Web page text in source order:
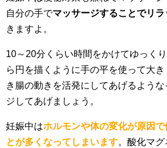
自分の手でマッサージすることでリ
きますよ。
10～20分くらい時間をかけてゆっく
ら円を描くように手の平を使って大
き腸の動きを活発にしてあげるよう
ジしてあげましょう。
妊娠中はホルモンや体の変化が原因で
とが多くなってしまいます。酸化マ